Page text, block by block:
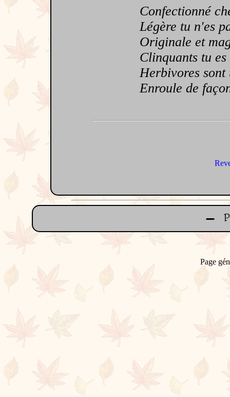
Confectionné
Légère tu n'es
Originale et
Clinquants tu es
Herbivores sont
Enroule de
Page